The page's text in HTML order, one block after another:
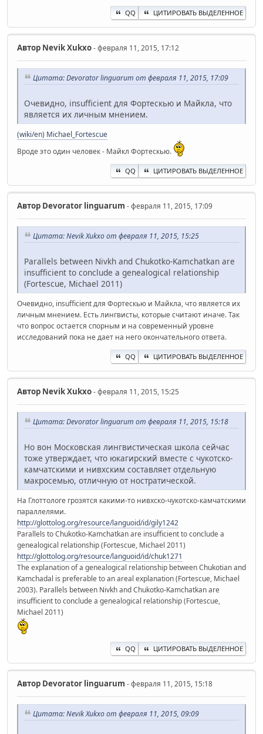
QQ ЦИТИРОВАТЬ ВЫДЕЛЕННОЕ
Автор Nevik Xukxo- февраля 11, 2015, 17:12
Цитата: Devorator linguarum от февраля 11, 2015, 17:09
Очевидно, insufficient для Фортескью и Майкла, что
является их личным мнением.
(wiki/en) Michael_Fortescue
Вроде это один человек - Майкл Фортескью.
QQ ЦИТИРОВАТЬ ВЫДЕЛЕННОЕ
Автор Devorator linguarum - февраля 11, 2015, 17:09
Цитата: Nevik Xukxo от февраля 11, 2015, 15:25
Parallels between Nivkh and Chukotko-Kamchatkan are
insufficient to conclude a genealogical relationship
(Fortescue, Michael 2011)
Очевидно, insufficient для Фортескью и Майкла, что является их
личным мнением. Есть лингвисты, которые считают иначе. Так
что вопрос остается спорным и на современный уровне
исследований пока не дает на него окончательного ответа.
QQ ЦИТИРОВАТЬ ВЫДЕЛЕННОЕ
Автор Nevik Xukxo- февраля 11, 2015, 15:25
Цитата: Devorator linguarum от февраля 11, 2015, 15:18
Но вон Московская лингвистическая школа сейчас
тоже утверждает, что юкагирский вместе с чукотско-
камчатскими и нивхским составляет отдельную
макросемью, отличную от ностратической.
На Глоттологе грозятся какими-то нивхско-чукотско-камчатскими
параллелями.
http://glottolog.org/resource/languoid/id/gily1242
Parallels to Chukotko-Kamchatkan are insufficient to conclude a
genealogical relationship (Fortescue, Michael 2011)
http://glottolog.org/resource/languoid/id/chuk1271
The explanation of a genealogical relationship between Chukotian and
Kamchadal is preferable to an areal explanation (Fortescue, Michael
2003). Parallels between Nivkh and Chukotko-Kamchatkan are
insufficient to conclude a genealogical relationship (Fortescue,
Michael 2011)
QQ ЦИТИРОВАТЬ ВЫДЕЛЕННОЕ
Автор Devorator linguarum - февраля 11, 2015, 15:18
Цитата: Nevik Xukxo от февраля 11, 2015, 09:09